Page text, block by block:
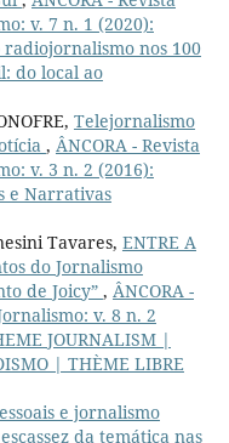
v. 7 n. 1 (2020):
nos 100
do local ao
Telejornalismo
, ÂNCORA - Revista
v. 3 n. 2 (2016):
e Narrativas
Tavares, ENTRE A
do Jornalismo
de Joicy” , ÂNCORA -
v. 8 n. 2
JOURNALISM |
| THÈME LIBRE
e jornalismo
da temática nas